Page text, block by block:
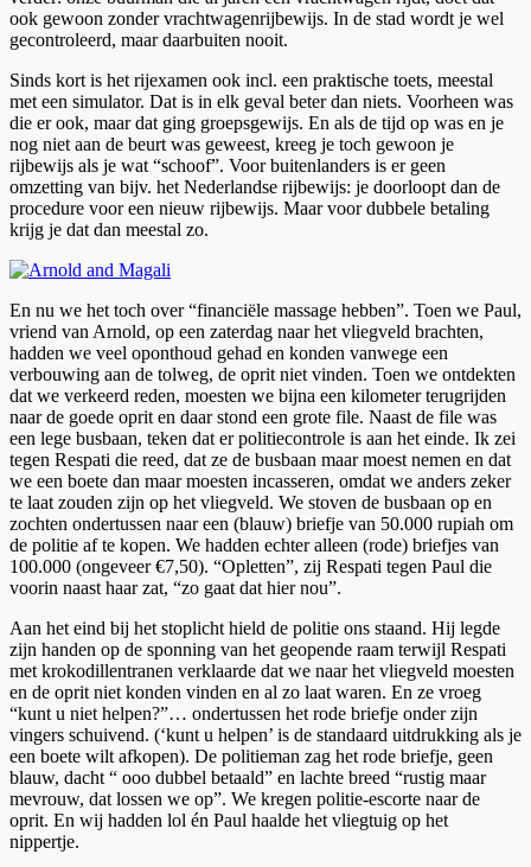
ook gewoon zonder vrachtwagenrijbewijs. In de stad wordt je wel
gecontroleerd, maar daarbuiten nooit.
Sinds kort is het rijexamen ook incl. een praktische toets, meestal
met een simulator. Dat is in elk geval beter dan niets. Voorheen was
die er ook, maar dat ging groepsgewijs. En als de tijd op was en je
nog niet aan de beurt was geweest, kreeg je toch gewoon je
rijbewijs als je wat “schoof”. Voor buitenlanders is er geen
omzetting van bijv. het Nederlandse rijbewijs: je doorloopt dan de
procedure voor een nieuw rijbewijs. Maar voor dubbele betaling
krijg je dat dan meestal zo.
En nu we het toch over “financiële massage hebben”. Toen we Paul,
vriend van Arnold, op een zaterdag naar het vliegveld brachten,
hadden we veel oponthoud gehad en konden vanwege een
verbouwing aan de tolweg, de oprit niet vinden. Toen we ontdekten
dat we verkeerd reden, moesten we bijna een kilometer terugrijden
naar de goede oprit en daar stond een grote file. Naast de file was
een lege busbaan, teken dat er politiecontrole is aan het einde. Ik zei
tegen Respati die reed, dat ze de busbaan maar moest nemen en dat
we een boete dan maar moesten incasseren, omdat we anders zeker
te laat zouden zijn op het vliegveld. We stoven de busbaan op en
zochten ondertussen naar een (blauw) briefje van 50.000 rupiah om
de politie af te kopen. We hadden echter alleen (rode) briefjes van
100.000 (ongeveer €7,50). “Opletten”, zij Respati tegen Paul die
voorin naast haar zat, “zo gaat dat hier nou”.
Aan het eind bij het stoplicht hield de politie ons staand. Hij legde
zijn handen op de sponning van het geopende raam terwijl Respati
met krokodillentranen verklaarde dat we naar het vliegveld moesten
en de oprit niet konden vinden en al zo laat waren. En ze vroeg
“kunt u niet helpen?”… ondertussen het rode briefje onder zijn
vingers schuivend. (‘kunt u helpen’ is de standaard uitdrukking als je
een boete wilt afkopen). De politieman zag het rode briefje, geen
blauw, dacht “ ooo dubbel betaald” en lachte breed “rustig maar
mevrouw, dat lossen we op”. We kregen politie-escorte naar de
oprit. En wij hadden lol én Paul haalde het vliegtuig op het
nippertje.